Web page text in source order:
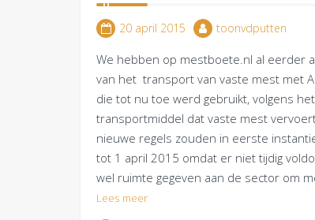
20 april 2015 toonvdputten
We hebben op mestboete.nl al eerder
van het transport van vaste mest met
die tot nu toe werd gebruikt, volgens
transportmiddel dat vaste mest
nieuwe regels zouden in eerste
tot 1 april 2015 omdat er niet tijdig
wel ruimte gegeven aan de sector om
Lees meer